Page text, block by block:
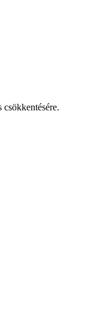
csökkentésére.